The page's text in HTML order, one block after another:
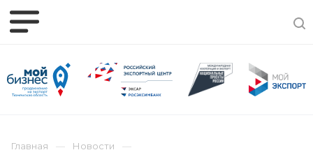
Главная
Новости